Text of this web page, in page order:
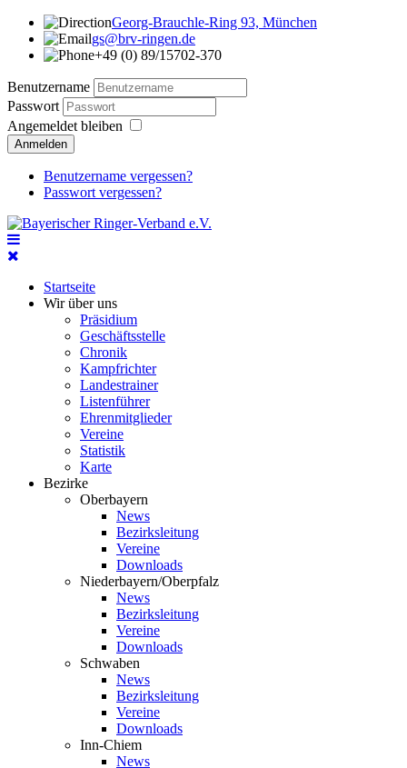
Georg-Brauchle-Ring 93, München
gs@brv-ringen.de
+49 (0) 89/15702-370
Benutzername
Passwort
Angemeldet bleiben
Anmelden
Benutzername vergessen?
Passwort vergessen?
Startseite
Wir über uns
Präsidium
Geschäftsstelle
Chronik
Kampfrichter
Landestrainer
Listenführer
Ehrenmitglieder
Vereine
Statistik
Karte
Bezirke
Oberbayern
News
Bezirksleitung
Vereine
Downloads
Niederbayern/Oberpfalz
News
Bezirksleitung
Vereine
Downloads
Schwaben
News
Bezirksleitung
Vereine
Downloads
Inn-Chiem
News